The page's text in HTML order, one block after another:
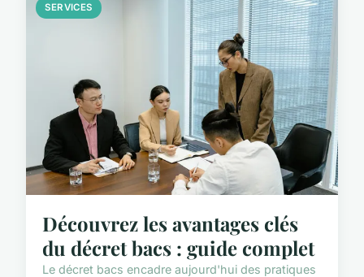
SERVICES
Découvrez les avantages clés
du décret bacs : guide complet
Le décret bacs encadre aujourd'hui des pratiques